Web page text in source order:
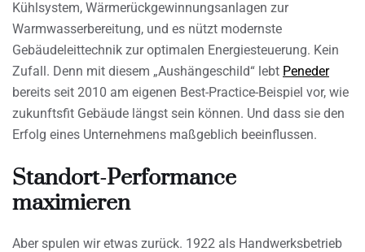
Kühlsystem, Wärmerückgewinnungsanlagen zur
Warmwasserbereitung, und es nützt modernste
Gebäudeleittechnik zur optimalen Energiesteuerung. Kein
Zufall. Denn mit diesem „Aushängeschild“ lebt Peneder
bereits seit 2010 am eigenen Best-Practice-Beispiel vor, wie
zukunftsfit Gebäude längst sein können. Und dass sie den
Erfolg eines Unternehmens maßgeblich beeinflussen.
Standort-Performance
maximieren
Aber spulen wir etwas zurück. 1922 als Handwerksbetrieb